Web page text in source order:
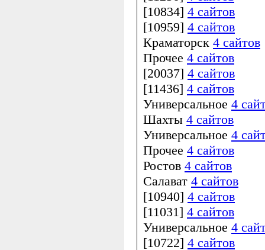
[10834] 4 сайтов
[10959] 4 сайтов
Краматорск 4 сайтов
Прочее 4 сайтов
[20037] 4 сайтов
[11436] 4 сайтов
Универсальное 4
Шахты 4 сайтов
Универсальное 4
Прочее 4 сайтов
Ростов 4 сайтов
Салават 4 сайтов
[10940] 4 сайтов
[11031] 4 сайтов
Универсальное 4
[10722] 4 сайтов